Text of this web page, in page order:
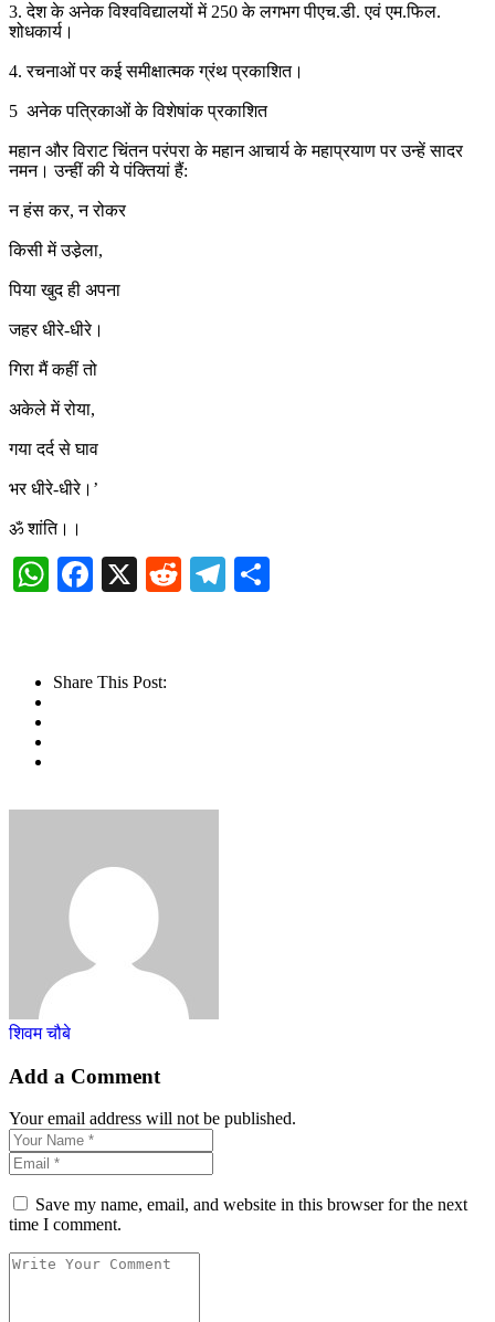
3. देश के अनेक विश्वविद्यालयों में 250 के लगभग पीएच.डी. एवं एम.फिल.
शोधकार्य।
4. रचनाओं पर कई समीक्षात्मक ग्रंथ प्रकाशित।
5 अनेक पत्रिकाओं के विशेषांक प्रकाशित
महान और विराट चिंतन परंपरा के महान आचार्य के महाप्रयाण पर उन्हें सादर
नमन। उन्हीं की ये पंक्तियां हैं:
न हंस कर, न रोकर
किसी में उडे़ला,
पिया खुद ही अपना
जहर धीरे-धीरे।
गिरा मैं कहीं तो
अकेले में रोया,
गया दर्द से घाव
भर धीरे-धीरे।’
ॐ शांति।।
WhatsApp
Facebook
X RedditTelegram
Share This Post:
शिवम चौबे
Add a Comment
Your email address will not be published.
Save my name, email, and website in this browser for the next
time I comment.